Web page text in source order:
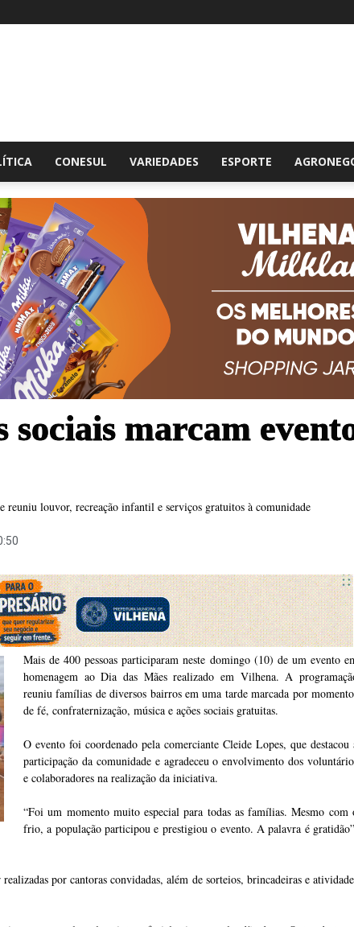
CONESUL VARIEDADES ESPORTE
sociais marcam
reuniu louvor, recreação infantil e serviços gratuitos à comunidade
Mais de 400 pessoas participaram neste domingo (10) de um evento
homenagem ao Dia das Mães realizado em Vilhena. A
reuniu famílias de diversos bairros em uma tarde marcada por
de fé, confraternização, música e ações sociais gratuitas.
O evento foi coordenado pela comercianteCleide Lopes, que destacou
participação da comunidade e agradeceu o envolvimento dos
e colaboradores na realização da iniciativa.
“Foi um momento muito especial para todas as famílias. Mesmo com
frio, a população participou e prestigiou o evento. A palavra é
por cantoras convidadas, além de sorteios, brincadeiras e